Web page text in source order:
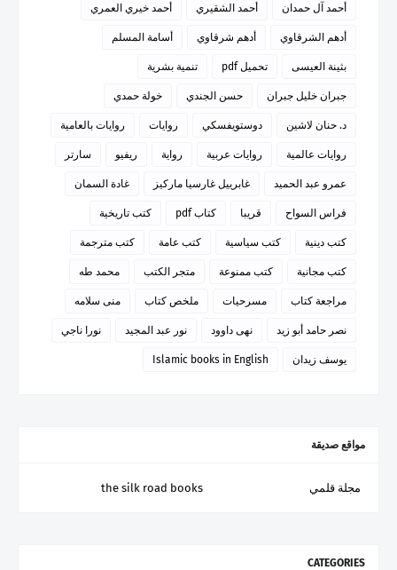
أحمد آل حمدان أحمد الشقيري أحمد خيري العمري
أدهم الشرقاوي أدهم شرقاوي أسامة المسلم
بثينة العيسى تحميل pdf تنمية بشرية
جبران خليل جبران حسن الجندي خولة حمدي
د. حنان لاشين دوستويفسكي روايات روايات بالعامية
روايات عالمية روايات عربية رواية ريفيو سارتر
عمرو عبد الحميد غابرييل غارسيا ماركيز غادة السمان
فراس السواح قريبا كتاب pdf كتب تاريخية
كتب دينية كتب سياسية كتب عامة كتب مترجمة
كتب مجانية كتب ممنوعة متجر الكتب محمد طه
مراجعة كتاب مسرحيات ملخص كتاب منى سلامه
نصر حامد أبو زيد نهى داوود نور عبد المجيد نورا ناجي
يوسف زيدان Islamic books in English
مواقع صديقة
مجلة قلمي the silk road books
CATEGORIES